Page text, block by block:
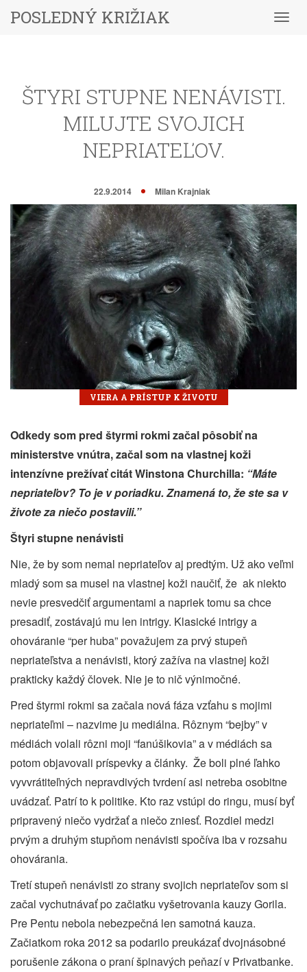
Menu
POSLEDNÝ KRIŽIAK
ŠTYRI STUPNE NENÁVISTI.
MILUJTE SVOJICH
NEPRIATEĽOV.
22.9.2014 Milan Krajniak
VIERA A PRÍSTUP K ŽIVOTU
Odkedy som pred štyrmi rokmi začal pôsobiť na
ministerstve vnútra, začal som na vlastnej koži
intenzívne prežívať citát Winstona Churchilla: “Máte
nepriateľov? To je v poriadku. Znamená to, že ste sa v
živote za niečo postavili.”
Štyri stupne nenávisti
Nie, že by som nemal nepriateľov aj predtým. Už ako veľmi
mladý som sa musel na vlastnej koži naučiť, že ak niekto
nevie presvedčiť argumentami a napriek tomu sa chce
presadiť, zostávajú mu len intrigy. Klasické intrigy a
ohováranie “per huba” považujem za prvý stupeň
nepriateľstva a nenávisti, ktorý zažíva na vlastnej koži
prakticky každý človek. Nie je to nič výnimočné.
Pred štyrmi rokmi sa začala nová fáza vzťahu s mojimi
nepriateľmi – nazvime ju mediálna. Rôznym “bejby” v
médiách volali rôzni moji “fanúšikovia” a v médiách sa
potom objavovali príspevky a články. Že boli plné ľahko
vyvvrátiteľných nepravdivých tvrdení asi netreba osobitne
uvádzať. Patrí to k politike. Kto raz vstúpi do ringu, musí byť
pripravený niečo vydržať a niečo zniesť. Rozdiel medzi
prvým a druhým stupňom nenávisti spočíva iba v rozsahu
ohovárania.
Tretí stupeň nenávisti zo strany svojich nepriateľov som si
začal vychutnávať po začiatku vyšetrovania kauzy Gorila.
Pre Pentu nebola nebezpečná len samotná kauza.
Začiatkom roka 2012 sa podarilo preukázať dvojnásobné
porušenie zákona o praní špinavých peňazí v Privatbanke.